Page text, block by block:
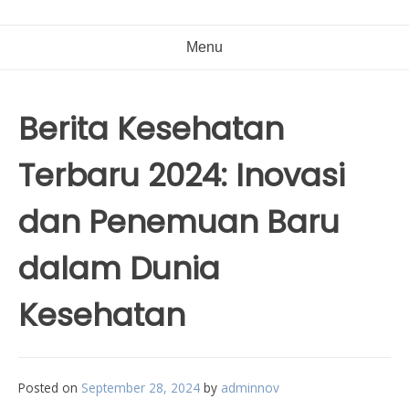
Menu
Berita Kesehatan
Terbaru 2024: Inovasi
dan Penemuan Baru
dalam Dunia
Kesehatan
Posted on September 28, 2024 by adminnov